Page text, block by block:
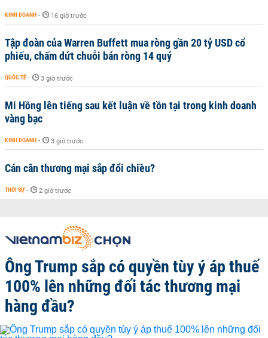
KINH DOANH - 16 giờ trước
Tập đoàn của Warren Buffett mua ròng gần 20 tỷ USD cổ
phiếu, chấm dứt chuỗi bán ròng 14 quý
QUỐC TẾ - 3 giờ trước
Mi Hồng lên tiếng sau kết luận về tồn tại trong kinh doanh
vàng bạc
KINH DOANH - 3 giờ trước
Cán cân thương mại sắp đổi chiều?
THỜI SỰ - 2 giờ trước
Ông Trump sắp có quyền tùy ý áp thuế
100% lên những đối tác thương mại
hàng đầu?